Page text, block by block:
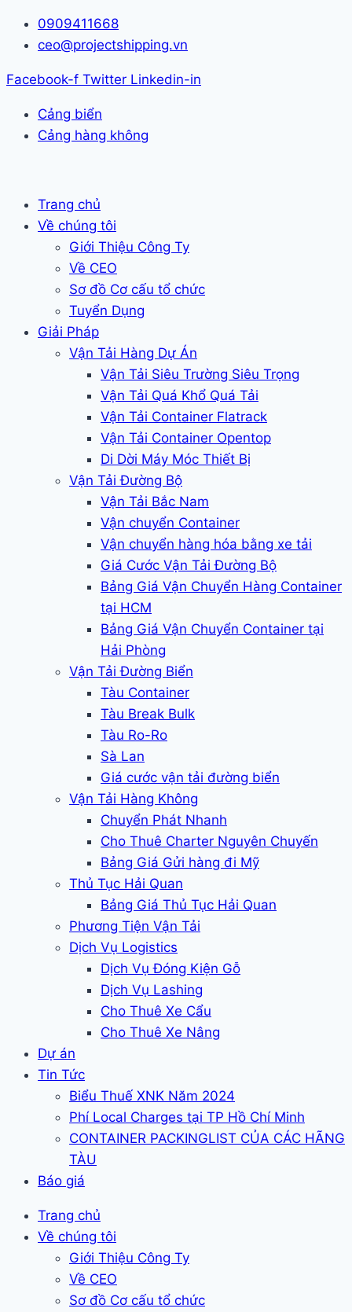
Skip
0909411668
ceo@projectshipping.vn
Facebook-f Twitter Linkedin-in
Cảng biển
Cảng hàng không
Trang chủ
Về chúng tôi
Giới Thiệu Công Ty
Về CEO
Sơ đồ Cơ cấu tổ chức
Tuyển Dụng
Giải Pháp
Vận Tải Hàng Dự Án
Vận Tải Siêu Trường Siêu Trọng
Vận Tải Quá Khổ Quá Tải
Vận Tải Container Flatrack
Vận Tải Container Opentop
Di Dời Máy Móc Thiết Bị
Vận Tải Đường Bộ
Vận Tải Bắc Nam
Vận chuyển Container
Vận chuyển hàng hóa bằng xe tải
Giá Cước Vận Tải Đường Bộ
Bảng Giá Vận Chuyển Hàng Container
tại HCM
Bảng Giá Vận Chuyển Container tại
Hải Phòng
Vận Tải Đường Biển
Tàu Container
Tàu Break Bulk
Tàu Ro-Ro
Sà Lan
Giá cước vận tải đường biển
Vận Tải Hàng Không
Chuyển Phát Nhanh
Cho Thuê Charter Nguyên Chuyến
Bảng Giá Gửi hàng đi Mỹ
Thủ Tục Hải Quan
Bảng Giá Thủ Tục Hải Quan
Phương Tiện Vận Tải
Dịch Vụ Logistics
Dịch Vụ Đóng Kiện Gỗ
Dịch Vụ Lashing
Cho Thuê Xe Cẩu
Cho Thuê Xe Nâng
Dự án
Tin Tức
Biểu Thuế XNK Năm 2024
Phí Local Charges tại TP Hồ Chí Minh
CONTAINER PACKINGLIST CỦA CÁC HÃNG
TÀU
Báo giá
Trang chủ
Về chúng tôi
Giới Thiệu Công Ty
Về CEO
Sơ đồ Cơ cấu tổ chức